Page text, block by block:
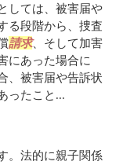
しては、被害届や
る段階から、捜査
請求、そして加害
にあった場合に
、被害届や告訴状
ったこと...
。法的に親子関係